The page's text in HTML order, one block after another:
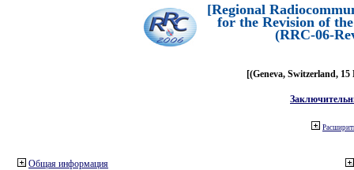
[Regional
for the Revision of
(RRC-06-
[(Geneva, Switzerland, 15
Общая информация